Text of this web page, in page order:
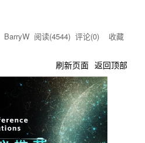
BarryW 阅读(4544) 评论(0) 收藏
刷新页面 返回顶部